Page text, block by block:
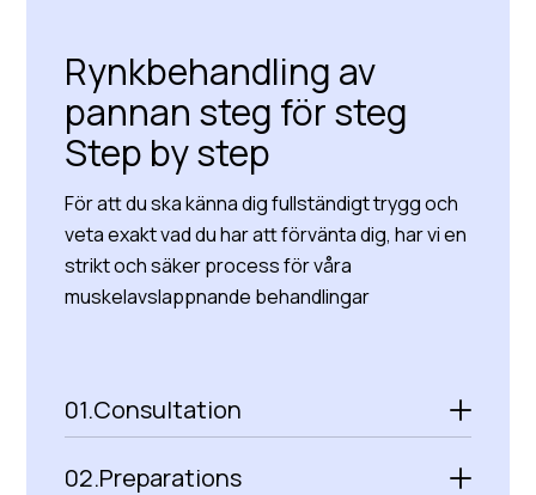
Rynkbehandling av
pannan steg för steg
Step by step
För att du ska känna dig fullständigt trygg och
veta exakt vad du har att förvänta dig, har vi en
strikt och säker process för våra
muskelavslappnande behandlingar
01.Consultation
02.Preparations